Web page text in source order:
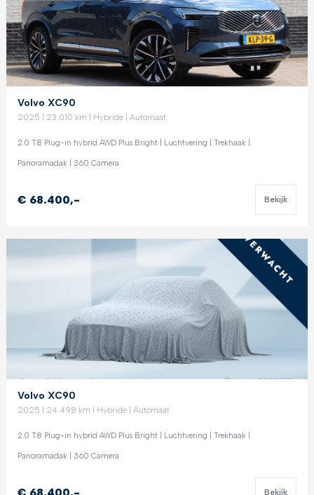
Volvo XC90
2025 | 23.010 km | Hybride | Automaat
2.0 T8 Plug-in hybrid AWD Plus Bright | Luchtvering | Trekhaak |
Panoramadak | 360 Camera
€ 68.400,- Bekijk
Volvo XC90
2025 | 24.498 km | Hybride | Automaat
2.0 T8 Plug-in hybrid AWD Plus Bright | Luchtvering | Trekhaak |
Panoramadak | 360 Camera
Bekijk